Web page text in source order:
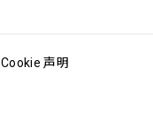
Cookie 声明